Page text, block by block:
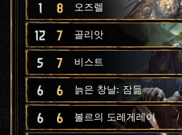
1 8 오즈렐
12 7 골리앗
5 7 비스트
6 6 늙은 창날: 잠듦
6 6 볼르의 도레게레이